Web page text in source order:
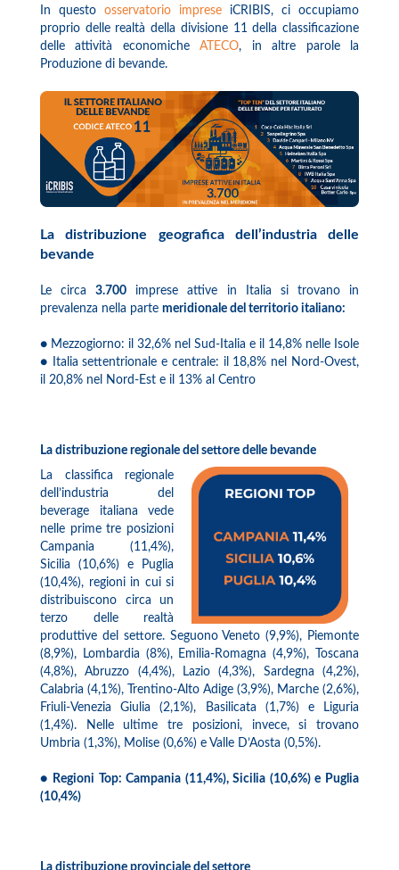
In questo osservatorio imprese iCRIBIS, ci occupiamo
proprio delle realtà della divisione 11 della classificazione
delle attività economicheATECO, in altre parole la
Produzione di bevande.
La distribuzione geografica dell’industria delle
bevande
Le circa3.700 imprese attive in Italia si trovano in
prevalenza nella parte meridionale del territorio italiano:
● Mezzogiorno: il 32,6% nel Sud-Italia e il 14,8% nelle Isole
● Italia settentrionale e centrale: il 18,8% nel Nord-Ovest,
il 20,8% nel Nord-Est e il 13% al Centro
La distribuzione regionale del settore delle bevande
La classifica regionale
dell’industria del
beverage italiana vede
nelle prime tre posizioni
Campania (11,4%),
Sicilia (10,6%) e Puglia
(10,4%), regioni in cui si
distribuiscono circa un
terzo delle realtà
produttive del settore. Seguono Veneto (9,9%), Piemonte
(8,9%), Lombardia (8%), Emilia-Romagna (4,9%), Toscana
(4,8%), Abruzzo (4,4%), Lazio (4,3%), Sardegna (4,2%),
Calabria (4,1%), Trentino-Alto Adige (3,9%), Marche (2,6%),
Friuli-Venezia Giulia (2,1%), Basilicata (1,7%) e Liguria
(1,4%). Nelle ultime tre posizioni, invece, si trovano
Umbria (1,3%), Molise (0,6%) e Valle D’Aosta (0,5%).
● Regioni Top: Campania (11,4%), Sicilia (10,6%) e Puglia
(10,4%)
La distribuzione provinciale del settore